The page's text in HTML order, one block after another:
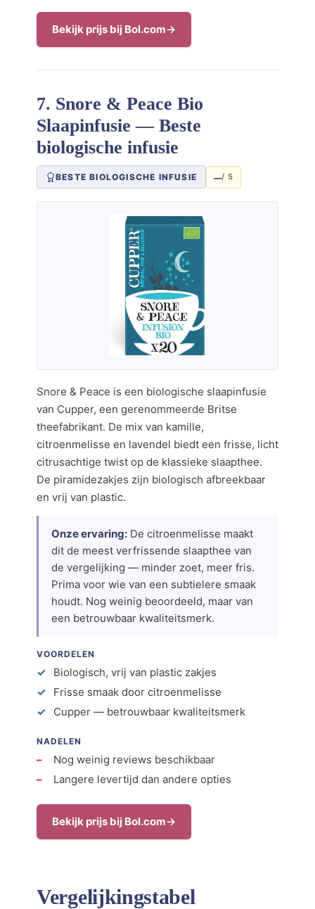
Bekijk prijs bij Bol.com
7. Snore & Peace Bio
Slaapinfusie — Beste
biologische infusie
BESTE BIOLOGISCHE INFUSIE –/ 5
Snore & Peace is een biologische slaapinfusie
van Cupper, een gerenommeerde Britse
theefabrikant. De mix van kamille,
citroenmelisse en lavendel biedt een frisse, licht
citrusachtige twist op de klassieke slaapthee.
De piramidezakjes zijn biologisch afbreekbaar
en vrij van plastic.
Onze ervaring: De citroenmelisse maakt
dit de meest verfrissende slaapthee van
de vergelijking — minder zoet, meer fris.
Prima voor wie van een subtielere smaak
houdt. Nog weinig beoordeeld, maar van
een betrouwbaar kwaliteitsmerk.
VOORDELEN
Biologisch, vrij van plastic zakjes
Frisse smaak door citroenmelisse
Cupper — betrouwbaar kwaliteitsmerk
NADELEN
Nog weinig reviews beschikbaar
Langere levertijd dan andere opties
Bekijk prijs bij Bol.com
Vergelijkingstabel